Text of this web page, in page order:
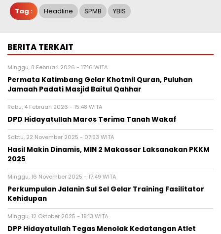
Tag : Headline SPMB YBIS
BERITA TERKAIT
Minggu, 8 Februari 2026 - 17:16 WITA
Permata Katimbang Gelar Khotmil Quran, Puluhan
Jamaah Padati Masjid Baitul Qahhar
Rabu, 4 Februari 2026 - 15:48 WITA
DPD Hidayatullah Maros Terima Tanah Wakaf
Sabtu, 22 November 2025 - 07:53 WITA
Hasil Makin Dinamis, MIN 2 Makassar Laksanakan PKKM
2025
Minggu, 16 November 2025 - 17:49 WITA
Perkumpulan Jalanin Sul Sel Gelar Training Fasilitator
Kehidupan
Minggu, 12 Oktober 2025 - 19:13 WITA
DPP Hidayatullah Tegas Menolak Kedatangan Atlet